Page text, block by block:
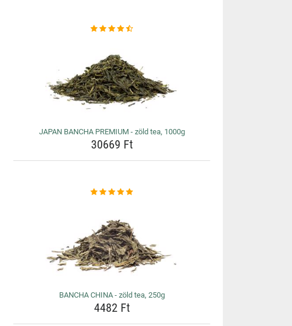
JAPAN BANCHA PREMIUM - zöld tea, 1000g
30669 Ft
BANCHA CHINA - zöld tea, 250g
4482 Ft